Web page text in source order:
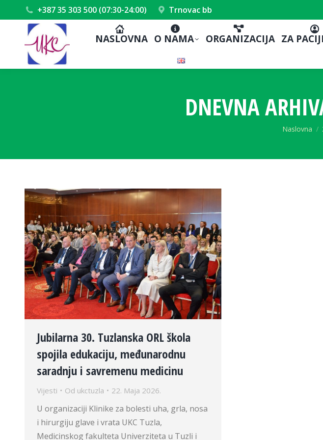
+387 35 303 500 (07:30-24:00) Trnovac bb
NASLOVNA O NAMA ORGANIZACIJA ZA
DNEVNA
You are
Naslovna
Jubilarna 30. Tuzlanska ORL škola
spojila edukaciju, međunarodnu
saradnju i savremenu medicinu
Vijesti Od ukctuzla 22. Maja 2026.
U organizaciji Klinike za bolesti uha, grla, nosa
i hirurgiju glave i vrata UKC Tuzla,
Medicinskog fakulteta Univerziteta u Tuzli i